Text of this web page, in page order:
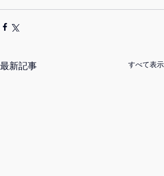
最新記事 すべて表示